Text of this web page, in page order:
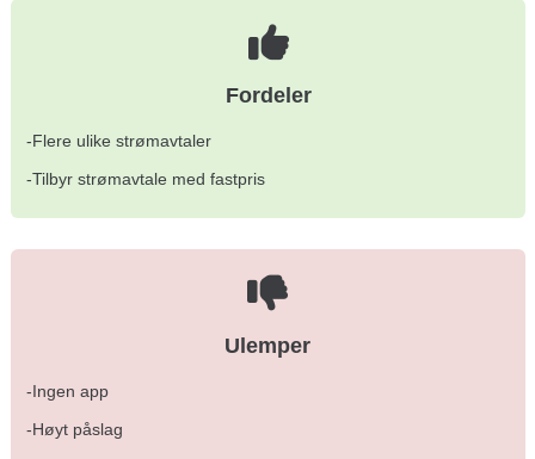
Fordeler
-Flere ulike strømavtaler
-Tilbyr strømavtale med fastpris
Ulemper
-Ingen app
-Høyt påslag